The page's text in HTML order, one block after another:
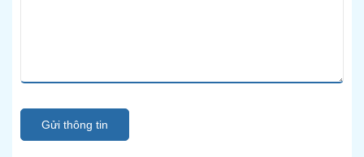
Gửi thông tin